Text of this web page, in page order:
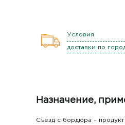
Условия
доставки по
Назначение,
Съезд с бордюра –